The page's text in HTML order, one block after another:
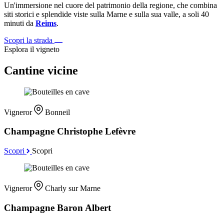
Un'immersione nel cuore del patrimonio della regione, che combina
siti storici e splendide viste sulla Marne e sulla sua valle, a soli 40
minuti da Reims.
Scopri la strada
Esplora il vigneto
Cantine vicine
Vigneror Bonneil
Champagne Christophe Lefèvre
Scopri Scopri
Vigneror Charly sur Marne
Champagne Baron Albert